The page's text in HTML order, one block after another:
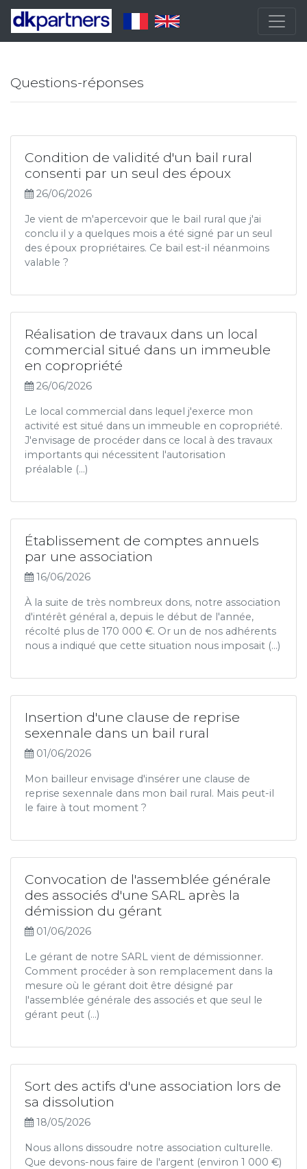
Questions-réponses
Condition de validité d'un bail rural
consenti par un seul des époux
26/06/2026
Je vient de m'apercevoir que le bail rural que j'ai
conclu il y a quelques mois a été signé par un seul
des époux propriétaires. Ce bail est-il néanmoins
valable ?
Réalisation de travaux dans un local
commercial situé dans un immeuble
en copropriété
26/06/2026
Le local commercial dans lequel j'exerce mon
activité est situé dans un immeuble en copropriété.
J'envisage de procéder dans ce local à des travaux
importants qui nécessitent l'autorisation
préalable (...)
Établissement de comptes annuels
par une association
16/06/2026
À la suite de très nombreux dons, notre association
d'intérêt général a, depuis le début de l'année,
récolté plus de 170 000 €. Or un de nos adhérents
nous a indiqué que cette situation nous imposait (...)
Insertion d'une clause de reprise
sexennale dans un bail rural
01/06/2026
Mon bailleur envisage d'insérer une clause de
reprise sexennale dans mon bail rural. Mais peut-il
le faire à tout moment ?
Convocation de l'assemblée générale
des associés d'une SARL après la
démission du gérant
01/06/2026
Le gérant de notre SARL vient de démissionner.
Comment procéder à son remplacement dans la
mesure où le gérant doit être désigné par
l'assemblée générale des associés et que seul le
gérant peut (...)
Sort des actifs d'une association lors de
sa dissolution
18/05/2026
Nous allons dissoudre notre association culturelle.
Que devons-nous faire de l'argent (environ 1 000 €)